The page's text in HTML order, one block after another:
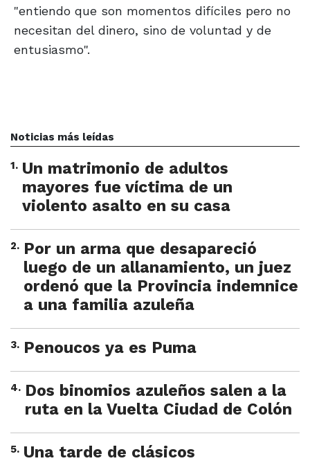
"entiendo que son momentos difíciles pero no
necesitan del dinero, sino de voluntad y de
entusiasmo".
Noticias más leídas
1. Un matrimonio de adultos
mayores fue víctima de un
violento asalto en su casa
2. Por un arma que desapareció
luego de un allanamiento, un juez
ordenó que la Provincia indemnice
a una familia azuleña
3. Penoucos ya es Puma
4. Dos binomios azuleños salen a la
ruta en la Vuelta Ciudad de Colón
5. Una tarde de clásicos